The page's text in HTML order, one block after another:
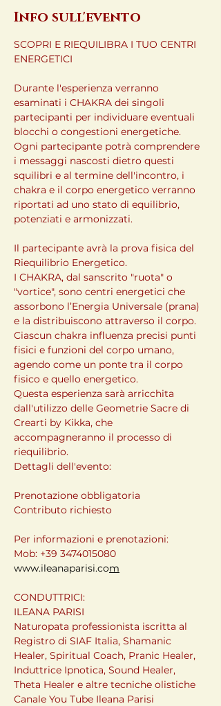
Info sull'evento
SCOPRI E RIEQUILIBRA I TUO CENTRI
ENERGETICI
Durante l'esperienza verranno
esaminati i CHAKRA dei singoli
partecipanti per individuare eventuali
blocchi o congestioni energetiche.
Ogni partecipante potrà comprendere
i messaggi nascosti dietro questi
squilibri e al termine dell'incontro, i
chakra e il corpo energetico verranno
riportati ad uno stato di equilibrio,
potenziati e armonizzati.
Il partecipante avrà la prova fisica del
Riequilibrio Energetico.
I CHAKRA, dal sanscrito "ruota" o
"vortice", sono centri energetici che
assorbono l’Energia Universale (prana)
e la distribuiscono attraverso il corpo.
Ciascun chakra influenza precisi punti
fisici e funzioni del corpo umano,
agendo come un ponte tra il corpo
fisico e quello energetico.
Questa esperienza sarà arricchita
dall'utilizzo delle Geometrie Sacre di
Crearti by Kikka, che
accompagneranno il processo di
riequilibrio.
Dettagli dell'evento:
Prenotazione obbligatoria
Contributo richiesto
Per informazioni e prenotazioni:
Mob: +39 3474015080
www.ileanaparisi.com
CONDUTTRICI:
ILEANA PARISI
Naturopata professionista iscritta al
Registro di SIAF Italia, Shamanic
Healer, Spiritual Coach, Pranic Healer,
Induttrice Ipnotica, Sound Healer,
Theta Healer e altre tecniche olistiche
Canale You Tube Ileana Parisi